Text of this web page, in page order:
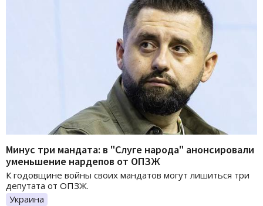
Минус три мандата: в "Слуге народа" анонсировали
уменьшение нардепов от ОПЗЖ
К годовщине войны своих мандатов могут лишиться три
депутата от ОПЗЖ.
Украина